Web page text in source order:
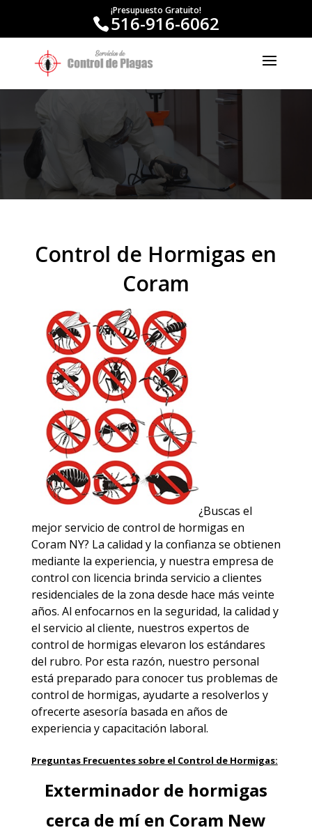
¡Presupuesto Gratuito!
516-916-6062
Control de Hormigas en
Coram
¿Buscas el
mejor servicio de control de hormigas en
Coram NY? La calidad y la confianza se obtienen
mediante la experiencia, y nuestra empresa de
control con licencia brinda servicio a clientes
residenciales de la zona desde hace más veinte
años. Al enfocarnos en la seguridad, la calidad y
el servicio al cliente, nuestros expertos de
control de hormigas elevaron los estándares
del rubro. Por esta razón, nuestro personal
está preparado para conocer tus problemas de
control de hormigas, ayudarte a resolverlos y
ofrecerte asesoría basada en años de
experiencia y capacitación laboral.
Preguntas Frecuentes sobre el Control de Hormigas:
Exterminador de hormigas
cerca de mí en Coram New